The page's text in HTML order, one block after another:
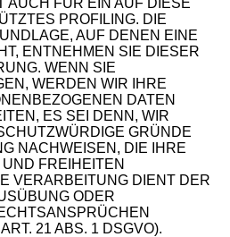
PROFILING. DIE
AUF DENEN EINE
ENTNEHMEN SIE DIESER
WENN SIE
WERDEN WIR IHRE
DATEN
ES SEI DENN, WIR
GRÜNDE
NACHWEISEN, DIE IHRE
FREIHEITEN
VERARBEITUNG DIENT DER
ODER
21 ABS. 1 DSGVO).